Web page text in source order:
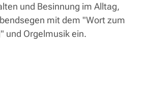
und Besinnung im Alltag,
mit dem "Wort zum
und Orgelmusik ein.